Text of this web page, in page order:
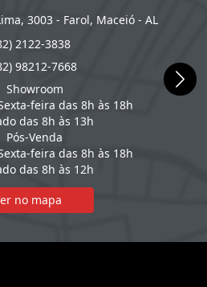
3003 - Farol, Maceió - AL
2122-3838
98212-7668
Showroom
feira das 8h às 18h
das 8h às 13h
Pós-Venda
feira das 8h às 18h
das 8h às 12h
no mapa